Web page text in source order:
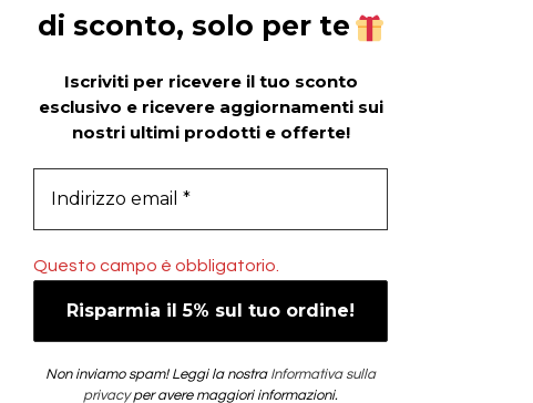
di sconto, solo per te
Iscriviti per ricevere il tuo sconto
esclusivo e ricevere aggiornamenti sui
nostri ultimi prodotti e offerte!
Questo campo è obbligatorio.
Non inviamo spam! Leggi la nostra Informativa sulla
privacyper avere maggiori informazioni.